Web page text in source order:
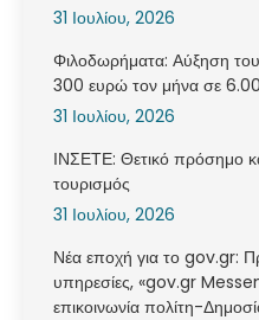
31 Ιουλίου, 2026
Φιλοδωρήματα: Αύξηση
300 ευρώ τον μήνα σε
31 Ιουλίου, 2026
ΙΝΣΕΤΕ: Θετικό πρόσημο
τουρισμός
31 Ιουλίου, 2026
Νέα εποχή για το gov.gr:
υπηρεσίες, «gov.gr
επικοινωνία πολίτη-